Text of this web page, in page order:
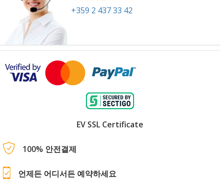
+359 2 437 33 42
EV SSL Certificate
100% 안전결제
언제든 어디서든 예약하세요